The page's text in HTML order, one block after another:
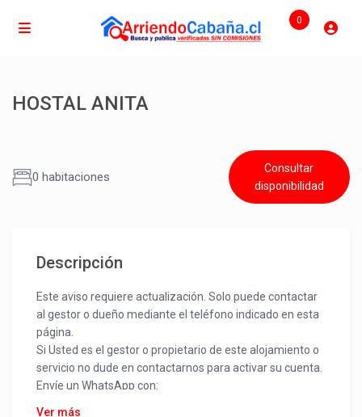
0
HOSTAL ANITA
0 habitaciones
Consultar
disponibilidad
Descripción
Este aviso requiere actualización. Solo puede contactar
al gestor o dueño mediante el teléfono indicado en esta
página.
Si Usted es el gestor o propietario de este alojamiento o
servicio no dude en contactarnos para activar su cuenta.
Envíe un WhatsApp con:
Nombre alojamiento o servicio
Ver más